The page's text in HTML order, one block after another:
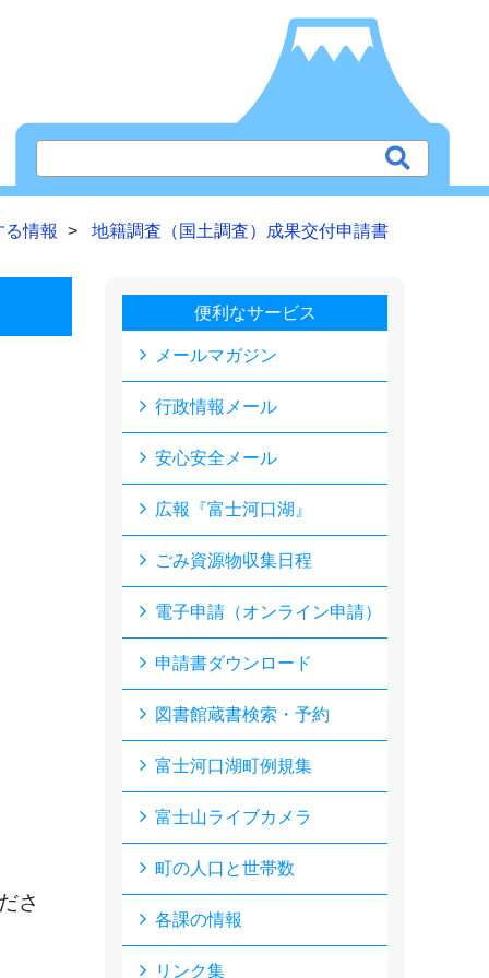
情報 地籍調査（国土調査）成果交付申請書
さ
便利なサービス
メールマガジン
行政情報メール
安心安全メール
広報『富士河口湖』
ごみ資源物収集日程
電子申請（オンライン申請）
申請書ダウンロード
図書館蔵書検索・予約
富士河口湖町例規集
富士山ライブカメラ
町の人口と世帯数
各課の情報
リンク集